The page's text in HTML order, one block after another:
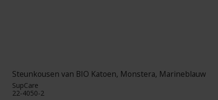
Steunkousen van BIO Katoen, Monstera, Marineblauw
SupCare
22-4050-2